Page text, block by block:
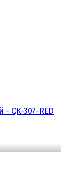
QK-307-RED